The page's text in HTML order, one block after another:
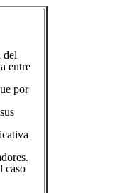
del
entre
por
caso